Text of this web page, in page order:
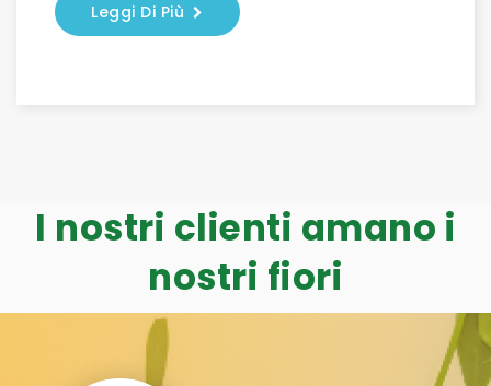
Leggi Di Più
I nostri clienti amano i
nostri fiori